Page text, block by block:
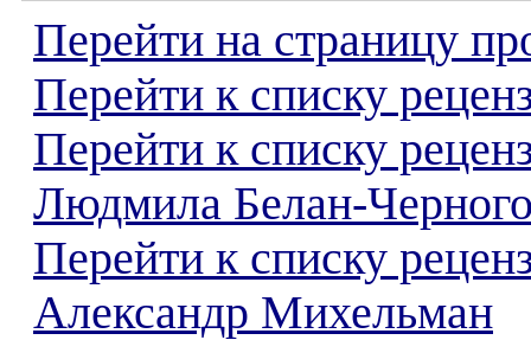
Перейти на страницу
Перейти к списку
Перейти к списку
Людмила Белан-
Перейти к списку
Александр Михельман